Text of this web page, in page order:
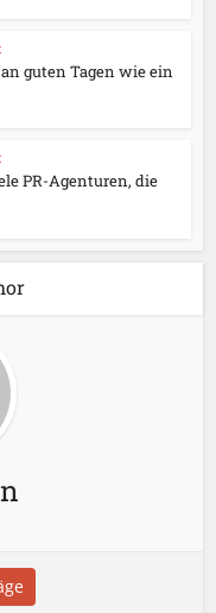
guten Tagen wie ein
PR-Agenturen, die